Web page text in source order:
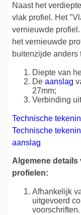
Naast het
vlak profiel. Het
vernieuwde
het vernieuwde
buitenzijde anders
Diepte van
De aanslag
27mm;
Verbinding
Technische
Technische
aanslag
Algemene
profielen:
Afhankelijk
uitgevoerd
voorschriften.